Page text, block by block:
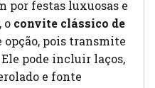
por festas luxuosas e
o convite clássico de
opção, pois transmite
pode incluir laços,
e fonte